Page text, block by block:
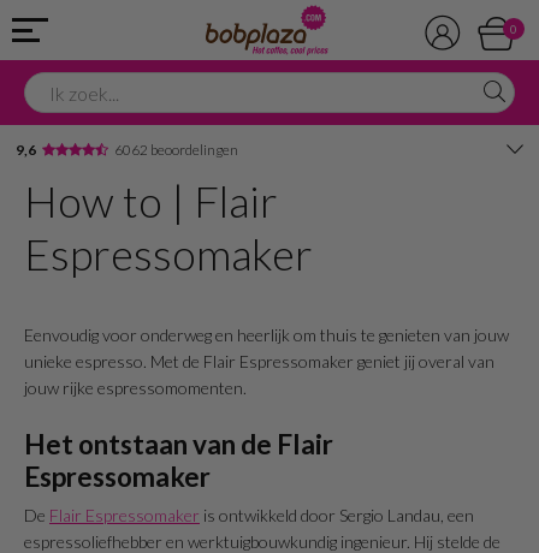
0
9,6 6062 beoordelingen
Avondbezorging
Advies in onze winkel
How to | Flair
Espressomaker
Eenvoudig voor onderweg en heerlijk om thuis te genieten van jouw
unieke espresso. Met de Flair Espressomaker geniet jij overal van
jouw rijke espressomomenten.
Het ontstaan van de Flair
Espressomaker
De Flair Espressomaker is ontwikkeld door Sergio Landau, een
espressoliefhebber en werktuigbouwkundig ingenieur. Hij stelde de